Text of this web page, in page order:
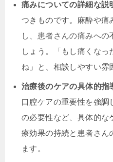
痛みについての詳細な説
つきものです。麻酔や痛
し、患者さんの痛みへの
しょう。「もし痛くな
ね」と、相談しやすい雰
治療後のケアの具体的指
口腔ケアの重要性を強調
の必要性など、具体的な
療効果の持続と患者さん
ます。